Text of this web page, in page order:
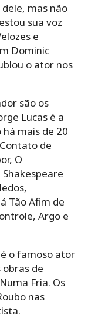
mas não
sua voz
e
Dominic
o ator nos
são os
Lucas é a
mais de 20
de
O
Tão Afim de
Argo e
o famoso ator
obras de
Fria. Os
nas